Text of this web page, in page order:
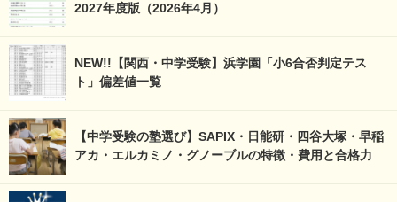
2027年度版（2026年4月）
NEW!!【関西・中学受験】浜学園「小6合否判定テス
ト」偏差値一覧
【中学受験の塾選び】SAPIX・日能研・四谷大塚・早稲
アカ・エルカミノ・グノーブルの特徴・費用と合格力